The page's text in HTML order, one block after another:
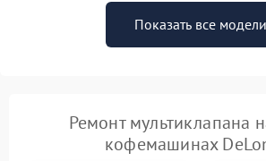
Показать все модели
Ремонт мультиклапана
кофемашинах